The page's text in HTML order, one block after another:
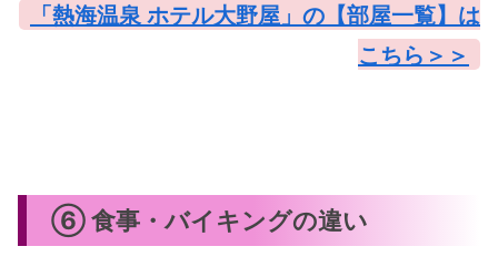
「熱海温泉 ホテル大野屋」の【部屋一覧】は
こちら＞＞
⑥ 食事・バイキングの違い